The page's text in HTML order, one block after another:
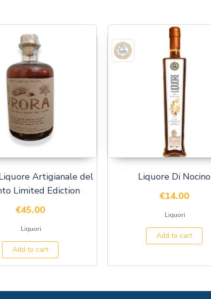
Artigianale del
Limited Ediction
€45.00
Liquori
Add to cart
Liquore Di Nocino
€14.00
Liquori
Add to cart